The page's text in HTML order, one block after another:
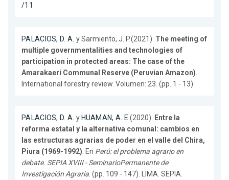
/11
PALACIOS, D. A. y Sarmiento, J. P.(2021). The meeting of
multiple governmentalities and technologies of
participation in protected areas: The case of the
Amarakaeri Communal Reserve (Peruvian Amazon).
International forestry review. Volumen: 23. (pp. 1 - 13).
PALACIOS, D. A. y HUAMAN, A. E.(2020). Entre la
reforma estatal y la alternativa comunal: cambios en
las estructuras agrarias de poder en el valle del Chira,
Piura (1969-1992). En Perú: el problema agrario en
debate. SEPIA XVIII - SeminarioPermanente de
Investigación Agraria. (pp. 109 - 147). LIMA. SEPIA.